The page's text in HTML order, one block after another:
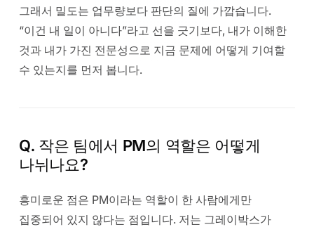
그래서 밀도는 업무량보다 판단의 질에 가깝습니다.
“이건 내 일이 아니다”라고 선을 긋기보다, 내가 이해한
것과 내가 가진 전문성으로 지금 문제에 어떻게 기여할
수 있는지를 먼저 봅니다.
Q. 작은 팀에서 PM의 역할은 어떻게
나뉘나요?
흥미로운 점은 PM이라는 역할이 한 사람에게만
집중되어 있지 않다는 점입니다. 저는 그레이박스가